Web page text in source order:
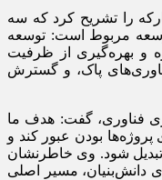
را تشریح کرد که سه
مربوط است: توسعه
و بهره‌گیری از ظرفیت
پاک، و گسترش
فناوری، گفت: هدف ما
بودن عبور کند و
شود. وی خاطرنشان
دانش‌بنیان، مسیر اصلی